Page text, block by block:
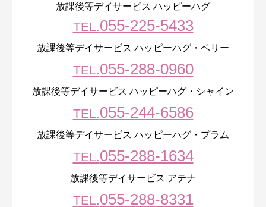
放課後等デイサービス ハッピーハグ
TEL.055-225-5433
放課後等デイサービス ハッピーハグ・ベリー
TEL.055-288-0960
放課後等デイサービス ハッピーハグ・シャイン
TEL.055-244-6586
放課後等デイサービス ハッピーハグ・プラム
TEL.055-288-1634
放課後等デイサービス アテナ
TEL.055-288-8331